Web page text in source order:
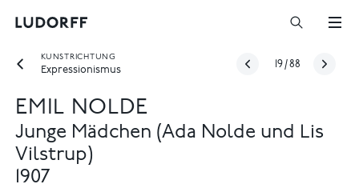
KUNSTRICHTUNG
Expressionismus
19 /88
EMIL NOLDE
Junge Mädchen (Ada Nolde und Lis
Vilstrup)
1907